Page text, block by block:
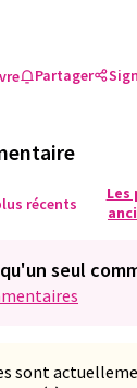
Partager
récents
Les
seul
sont